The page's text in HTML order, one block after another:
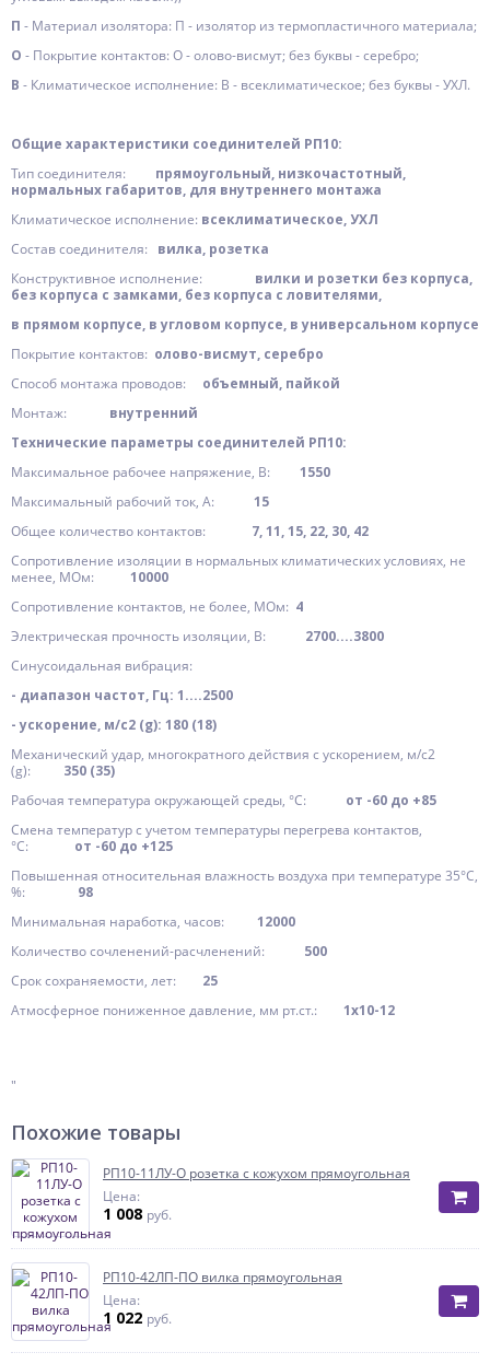
П - Материал изолятора: П - изолятор из термопластичного материала;
О - Покрытие контактов: О - олово-висмут; без буквы - серебро;
В - Климатическое исполнение: В - всеклиматическое; без буквы - УХЛ.
Общие характеристики соединителей РП10:
Тип соединителя: прямоугольный, низкочастотный,
нормальных габаритов, для внутреннего монтажа
Климатическое исполнение: всеклиматическое, УХЛ
Состав соединителя: вилка, розетка
Конструктивное исполнение: вилки и розетки без корпуса,
без корпуса с замками, без корпуса с ловителями,
в прямом корпусе, в угловом корпусе, в универсальном корпусе
Покрытие контактов: олово-висмут, серебро
Способ монтажа проводов: объемный, пайкой
Монтаж: внутренний
Технические параметры соединителей РП10:
Максимальное рабочее напряжение, В: 1550
Максимальный рабочий ток, А: 15
Общее количество контактов: 7, 11, 15, 22, 30, 42
Сопротивление изоляции в нормальных климатических условиях, не
менее, МОм: 10000
Сопротивление контактов, не более, МОм: 4
Электрическая прочность изоляции, В: 2700....3800
Синусоидальная вибрация:
- диапазон частот, Гц: 1....2500
- ускорение, м/с2 (g): 180 (18)
Механический удар, многократного действия с ускорением, м/с2
(g): 350 (35)
Рабочая температура окружающей среды, °C: от -60 до +85
Смена температур с учетом температуры перегрева контактов,
°C: от -60 до +125
Повышенная относительная влажность воздуха при температуре 35°C,
%: 98
Минимальная наработка, часов: 12000
Количество сочленений-расчленений: 500
Срок сохраняемости, лет: 25
Атмосферное пониженное давление, мм рт.ст.: 1x10-12
"
Похожие товары
РП10-11ЛУ-О розетка с кожухом прямоугольная
Цена:
1 008 руб.
РП10-42ЛП-ПО вилка прямоугольная
Цена:
1 022 руб.